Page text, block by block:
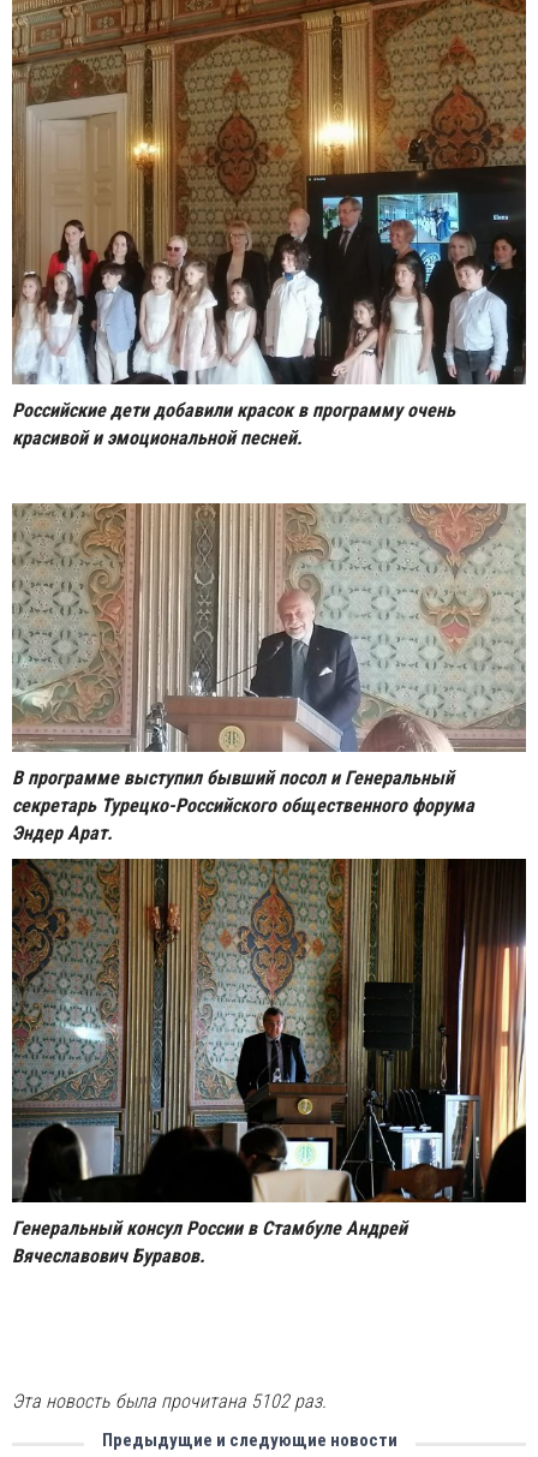
Российские дети добавили красок в программу очень
красивой и эмоциональной песней.
В программе выступил бывший посол и Генеральный
секретарь Турецко-Российского общественного форума
Эндер Арат.
Генеральный консул России в Стамбуле Андрей
Вячеславович Буравов.
Эта новость была прочитана 5102 раз.
Предыдущие и следующие новости